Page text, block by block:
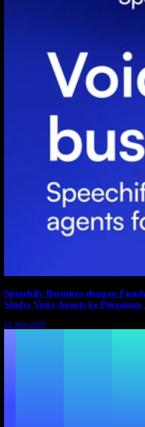
Speechify Bermitra dengan
Simba Voice Agents ke Pinjaman
19 Juni 2026